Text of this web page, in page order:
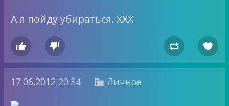
А я пойду убираться. ХХХ
   
17.06.2012 20:34  Личное